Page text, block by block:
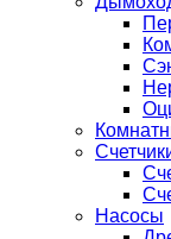
Насосы